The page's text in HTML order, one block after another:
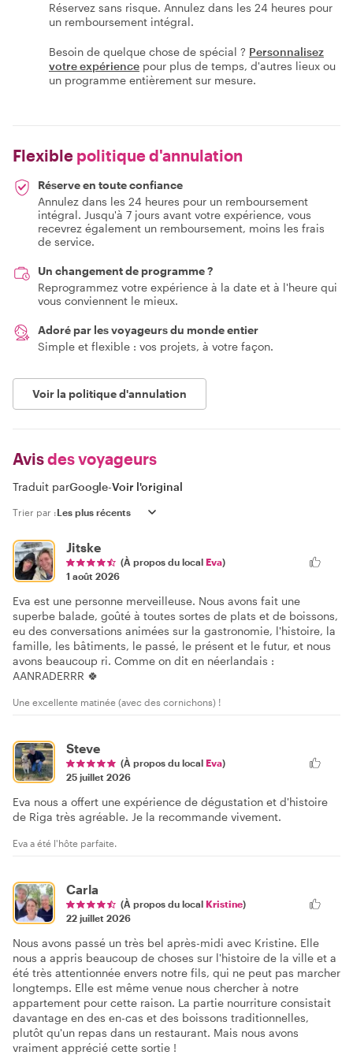
Réservez sans risque. Annulez dans les 24 heures pour
un remboursement intégral.
Besoin de quelque chose de spécial ? Personnalisez
votre expérience pour plus de temps, d'autres lieux ou
un programme entièrement sur mesure.
Flexible politique d'annulation
Réserve en toute confiance
Annulez dans les 24 heures pour un remboursement
intégral. Jusqu'à 7 jours avant votre expérience, vous
recevrez également un remboursement, moins les frais
de service.
Un changement de programme ?
Reprogrammez votre expérience à la date et à l'heure qui
vous conviennent le mieux.
Adoré par les voyageurs du monde entier
Simple et flexible : vos projets, à votre façon.
Voir la politique d'annulation
Avisdes voyageurs
Traduit parGoogle-Voir l'original
Trier par :
Jitske
(À propos du local Eva)
1 août 2026
Eva est une personne merveilleuse. Nous avons fait une
superbe balade, goûté à toutes sortes de plats et de boissons,
eu des conversations animées sur la gastronomie, l'histoire, la
famille, les bâtiments, le passé, le présent et le futur, et nous
avons beaucoup ri. Comme on dit en néerlandais :
AANRADERRR 🍀
Une excellente matinée (avec des cornichons) !
Steve
(À propos du local Eva)
25 juillet 2026
Eva nous a offert une expérience de dégustation et d'histoire
de Riga très agréable. Je la recommande vivement.
Eva a été l'hôte parfaite.
Carla
(À propos du local Kristine)
22 juillet 2026
Nous avons passé un très bel après-midi avec Kristine. Elle
nous a appris beaucoup de choses sur l'histoire de la ville et a
été très attentionnée envers notre fils, qui ne peut pas marcher
longtemps. Elle est même venue nous chercher à notre
appartement pour cette raison. La partie nourriture consistait
davantage en des en-cas et des boissons traditionnelles,
plutôt qu'un repas dans un restaurant. Mais nous avons
vraiment apprécié cette sortie !